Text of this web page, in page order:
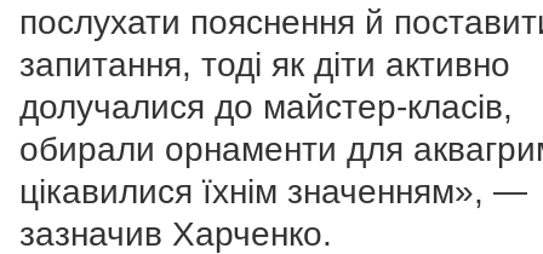
послухати пояснення й
запитання, тоді як діти активно
долучалися до майстер-класів,
обирали орнаменти для
цікавилися їхнім значенням», —
зазначив Харченко.